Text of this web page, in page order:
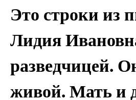
Это строки из
Лидия
разведчицей.
живой. Мать и